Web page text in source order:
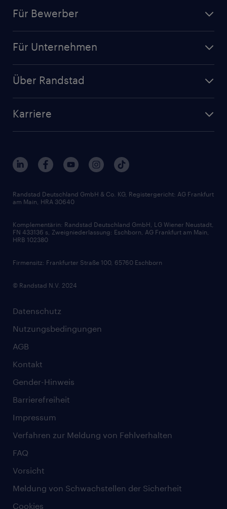
Für Bewerber
Initiativbewerbung
Randstad Akademie
Für Unternehmen
Branchen
Über Randstad
Interne Karriere
FAQ - Bewerber / Kunden
Zertifikate und Auszeichnungen
Karriere
Berufsprofile
Gehaltsthemen
Bewerbungsratgeber
Soft Skills
Skills
Datenschutz
Nutzungsbedingungen
AGB
Kontakt
Gender-Hinweis
Barrierefreiheit
Impressum
Verfahren zur Meldung von Fehlverhalten
FAQ
Vorsicht
Meldung von Schwachstellen der Sicherheit
Cookies
Randstad Deutschland GmbH & Co. KG, Registergericht: AG Frankfurt
am Main, HRA 30640
Komplementärin: Randstad Deutschland GmbH, LG Wiener Neustadt,
FN 433136 s, Zweigniederlassung: Eschborn, AG Frankfurt am Main,
HRB 102380
Firmensitz: Frankfurter Straße 100, 65760 Eschborn
© Randstad N.V. 2024